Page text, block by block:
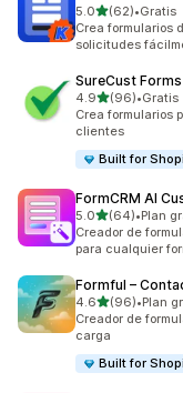
5.0de 5 estrellas
(62)
62 reseñas en total
•Gratis
Crea formularios
solicitudes
SureCust
4.9de 5 estrellas
(96)
96 reseñas en
•Gratis
Crea formularios
clientes
Built for
FormCRM AI
5.0de 5 estrellas
(64)
64 reseñas en
•Plan
Creador de
para cualquier
Formful –
4.6de 5 estrellas
(96)
96 reseñas en
•Plan
Creador de
carga
Built for